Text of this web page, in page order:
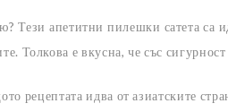
Тези апетитни пилешки сатета са
Толкова е вкусна, че със
рецептата идва от азиатските